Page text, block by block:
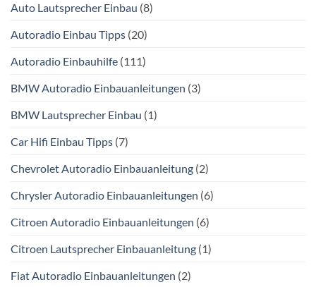
Auto Lautsprecher Einbau (8)
Autoradio Einbau Tipps (20)
Autoradio Einbauhilfe (111)
BMW Autoradio Einbauanleitungen (3)
BMW Lautsprecher Einbau (1)
Car Hifi Einbau Tipps (7)
Chevrolet Autoradio Einbauanleitung (2)
Chrysler Autoradio Einbauanleitungen (6)
Citroen Autoradio Einbauanleitungen (6)
Citroen Lautsprecher Einbauanleitung (1)
Fiat Autoradio Einbauanleitungen (2)